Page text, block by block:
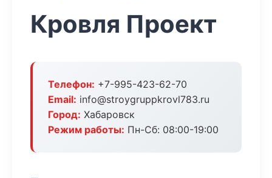
Кровля Проект
Телефон: +7-995-423-62-70
Email: info@stroygruppkrovl783.ru
Город: Хабаровск
Режим работы: Пн-Сб: 08:00-19:00